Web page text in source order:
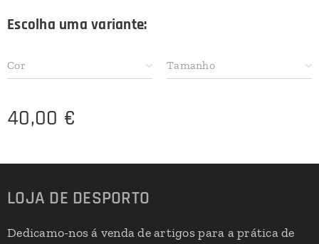
Escolha uma variante:
Cor Tamanho
40,00 €
LOJA DE DESPORTO
Dedicamo-nos á venda de artigos para a prática de